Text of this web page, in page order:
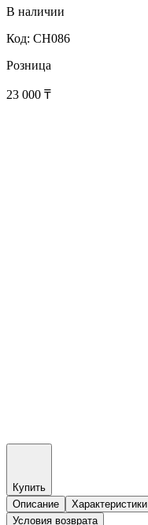
В наличии
Код: CH086
Розница
23 000 ₸
Купить
Описание
Характеристики
Условия возврата